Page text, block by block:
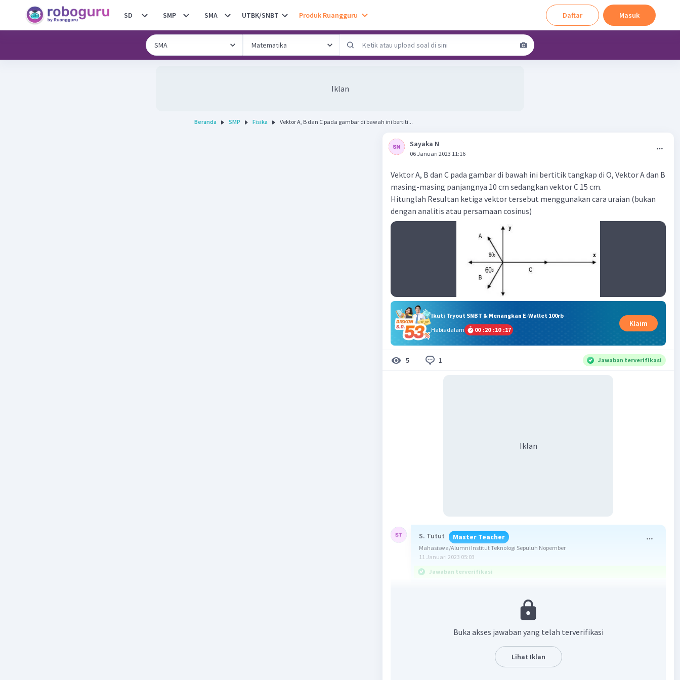
SD SMP SMA UTBK/SNBT Produk Ruangguru Daftar Masuk
Iklan
Beranda SMP Fisika Vektor A, B dan C pada gambar di bawah ini bertiti...
Sayaka N
06 Januari 2023 11:16
Vektor A, B dan C pada gambar di bawah ini bertitik tangkap di O, Vektor A dan B
masing-masing panjangnya 10 cm sedangkan vektor C 15 cm.
Hitunglah Resultan ketiga vektor tersebut menggunakan cara uraian (bukan
dengan analitis atau persamaan cosinus)
Ikuti Tryout SNBT & Menangkan E-Wallet 100rb
Habis dalam
00 :20 :10 :16
Klaim
5 1 Jawaban terverifikasi
Iklan
S. Tutut Master Teacher
Mahasiswa/Alumni Institut Teknologi Sepuluh Nopember
11 Januari 2023 05:03
Jawaban terverifikasi
A = B = 10 cmBuka akses jawaban yang telah terverifikasi
Lihat Iklan